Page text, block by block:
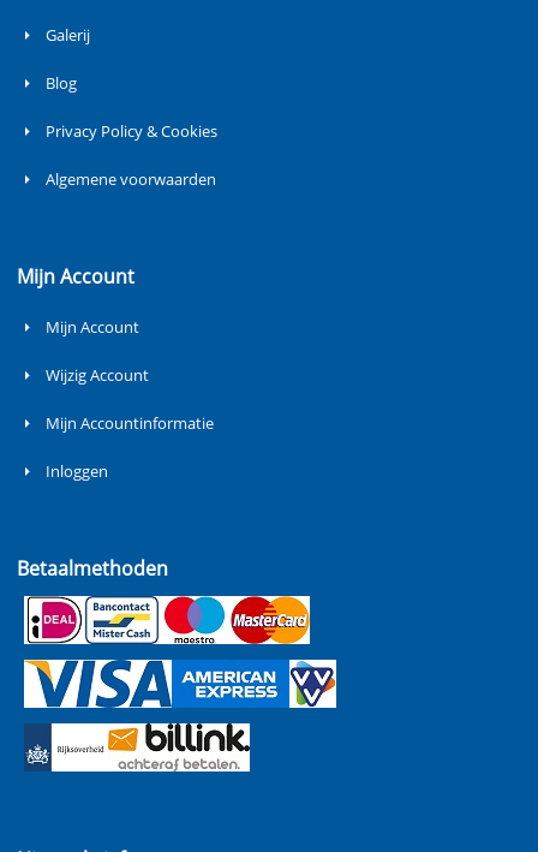
Galerij
Blog
Privacy Policy & Cookies
Algemene voorwaarden
Mijn Account
Mijn Account
Wijzig Account
Mijn Accountinformatie
Inloggen
Betaalmethoden